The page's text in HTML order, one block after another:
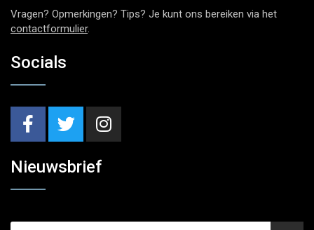
Vragen? Opmerkingen? Tips? Je kunt ons bereiken via het
contactformulier.
Socials
Nieuwsbrief